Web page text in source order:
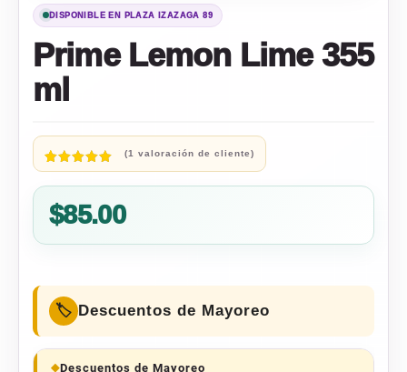
DISPONIBLE EN PLAZA IZAZAGA 89
Prime Lemon Lime 355
ml
Valorado
5.00
sobre 5
basado en
1
de cliente
(1 valoración de cliente)
$85.00
Descuentos de Mayoreo
Descuentos de Mayoreo